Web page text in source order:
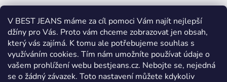
V BEST JEANS máme za cíl pomoci Vám najít nejlepší
džíny pro Vás. Proto vám chceme zobrazovat jen obsah,
který vás zajímá. K tomu ale potřebujeme souhlas s
využíváním cookies. Tím nám umožníte používat údaje o
vašem prohlížení webu bestjeans.cz. Nebojte se, nejedná
se o žádný závazek. Toto nastavení můžete kdykoliv
eshop@bestjeans.cz
+420 771 200 468
+420 771 200 468